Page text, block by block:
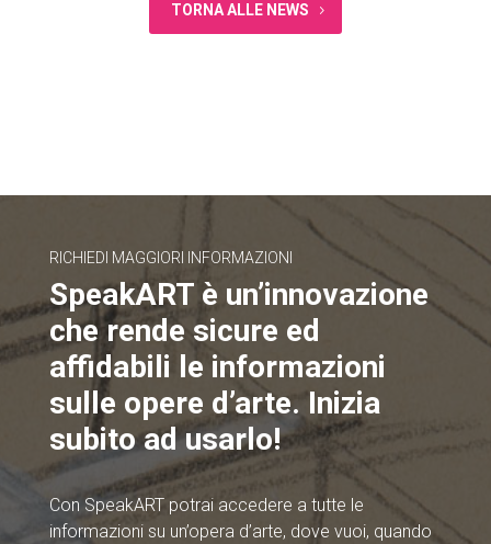
TORNA ALLE NEWS
RICHIEDI MAGGIORI INFORMAZIONI
SpeakART è un’innovazione
che rende sicure ed
affidabili le informazioni
sulle opere d’arte. Inizia
subito ad usarlo!
Con SpeakART potrai accedere a tutte le
informazioni su un’opera d’arte, dove vuoi, quando